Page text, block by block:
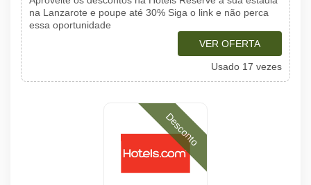
na Lanzarote e poupe até 30% Siga o link e não perca
essa oportunidade
VER OFERTA
Usado 17 vezes
Desconto